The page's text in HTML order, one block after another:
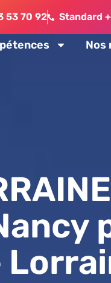
53 70 92 Standard
Nos